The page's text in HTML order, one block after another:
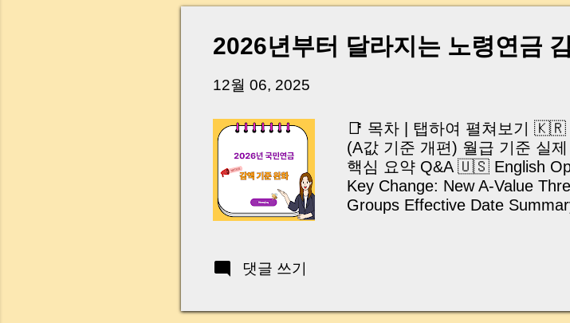
“매도인이 대출 안 갚고 도망가면 어떡하죠?” 이 모든
꼭 준비해야 하는지 중개 실무 기준으로 아주 쉽게 풀
Introduction (Tap to expand) Have you ever thought
2026년부터 달라지는 노령연금
12월 06, 2025
📑 목차 | 탭하여 펼쳐보기 🇰🇷
(A값 기준 개편) 월급 기준 실
핵심 요약 Q&A 🇺🇸 English
Key Change: New A-Value
Groups Effective Date
셨던 분들도 많았습니다. 그런
댓글 쓰기